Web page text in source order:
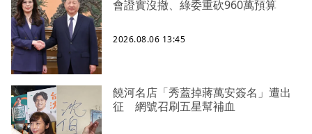
會證實沒撤、綠委重砍960萬預算
2026.08.06 13:45
饒河名店「秀蓋掉蔣萬安簽名」遭出
征 網號召刷五星幫補血